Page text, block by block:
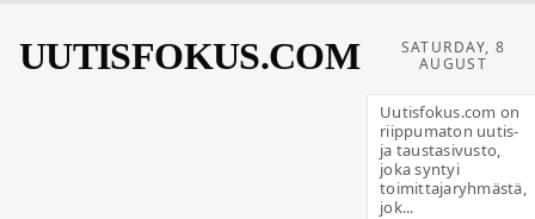
SATURDAY, 8
AUGUST
UUTISFOKUS.COM
Uutisfokus.com on
riippumaton uutis-
ja taustasivusto,
joka syntyi
toimittajaryhmästä,
jok...